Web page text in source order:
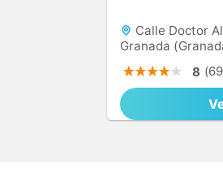
Calle Doctor
Granada
8